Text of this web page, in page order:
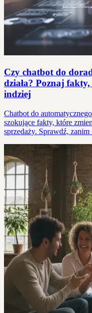
Czy chatbot do
działa? Poznaj
indziej
Chatbot do
szokujące fakty, które
sprzedaży. Sprawdź, zanim